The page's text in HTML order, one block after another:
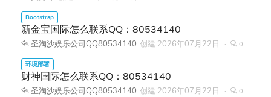
新金宝国际怎么联系QQ：80534140
圣淘沙娱乐公司QQ80534140 创建 2026年07月22日 0
财神国际怎么联系QQ：80534140
圣淘沙娱乐公司QQ80534140 创建 2026年07月22日 0